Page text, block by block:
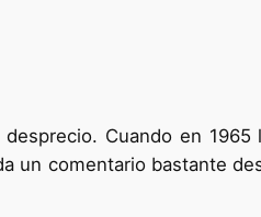
Cuando en
un comentario bastante